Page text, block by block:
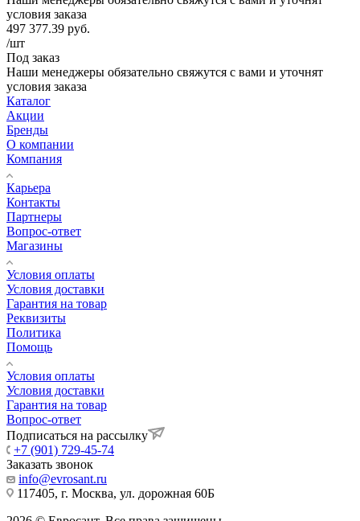
условия заказа
497 377.39 руб.
/шт
Под заказ
Наши менеджеры обязательно свяжутся с вами и уточнят
условия заказа
Каталог
Акции
Бренды
О компании
Компания
Карьера
Контакты
Партнеры
Вопрос-ответ
Магазины
Условия оплаты
Условия доставки
Гарантия на товар
Реквизиты
Политика
Помощь
Условия оплаты
Условия доставки
Гарантия на товар
Вопрос-ответ
Подписаться на рассылку
+7 (901) 729-45-74
Заказать звонок
info@evrosant.ru
117405, г. Москва, ул. дорожная 60Б